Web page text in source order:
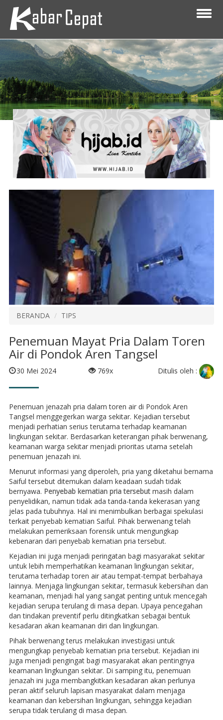
BERANDA TIPS
Penemuan Mayat Pria Dalam Toren
Air di Pondok Aren Tangsel
30 Mei 2024 769x Ditulis oleh :
Penemuan jenazah pria dalam toren air di Pondok Aren
Tangsel menggegerkan warga sekitar. Kejadian tersebut
menjadi perhatian serius terutama terhadap keamanan
lingkungan sekitar. Berdasarkan keterangan pihak berwenang,
keamanan warga sekitar menjadi prioritas utama setelah
penemuan jenazah ini.
Menurut informasi yang diperoleh, pria yang diketahui bernama
Saiful tersebut ditemukan dalam keadaan sudah tidak
bernyawa. Penyebab kematian pria tersebutmasih dalam
penyelidikan, namun tidak ada tanda-tanda kekerasan yang
jelas pada tubuhnya. Hal ini menimbulkan berbagai spekulasi
terkait penyebab kematian Saiful. Pihak berwenang telah
melakukan pemeriksaan forensik untuk mengungkap
kebenaran dari penyebab kematian pria tersebut.
Kejadian ini juga menjadi peringatan bagi masyarakat sekitar
untuk lebih memperhatikan keamanan lingkungan sekitar,
terutama terhadap toren air atau tempat-tempat berbahaya
lainnya. Menjaga lingkungan sekitar, termasuk kebersihan dan
keamanan, menjadi hal yang sangat penting untuk mencegah
kejadian serupa terulang di masa depan. Upaya pencegahan
dan tindakan preventif perlu ditingkatkan sebagai bentuk
kesadaran akan keamanan diri dan lingkungan.
Pihak berwenang terus melakukan investigasi untuk
mengungkap penyebab kematian pria tersebut. Kejadian ini
juga menjadi pengingat bagi masyarakat akan pentingnya
keamanan lingkungan sekitar. Di samping itu, penemuan
jenazah ini juga membangkitkan kesadaran akan perlunya
peran aktif seluruh lapisan masyarakat dalam menjaga
keamanan dan kebersihan lingkungan, sehingga kejadian
serupa tidak terulang di masa depan.